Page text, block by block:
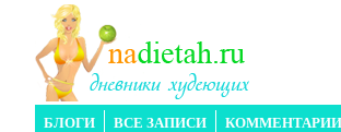
БЛОГИ ВСЕ ЗАПИСИ КОММЕНТАРИИ